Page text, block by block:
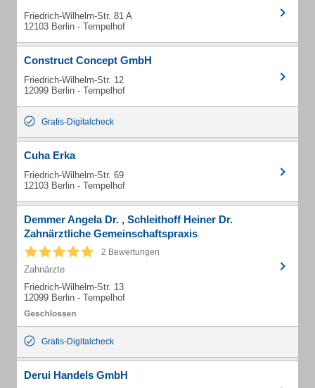
Friedrich-Wilhelm-Str. 81 A
12103 Berlin - Tempelhof
Construct Concept GmbH
Friedrich-Wilhelm-Str. 12
12099 Berlin - Tempelhof
Gratis-Digitalcheck
Cuha Erka
Friedrich-Wilhelm-Str. 69
12103 Berlin - Tempelhof
Demmer Angela Dr. , Schleithoff Heiner Dr.
Zahnärztliche Gemeinschaftspraxis
2 Bewertungen
Zahnärzte
Friedrich-Wilhelm-Str. 13
12099 Berlin - Tempelhof
Gratis-Digitalcheck
Derui Handels GmbH